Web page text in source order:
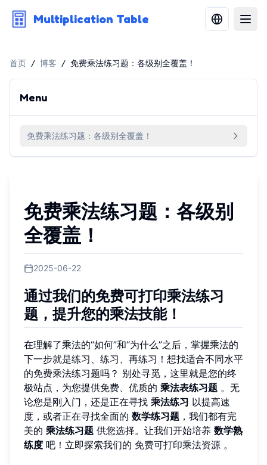
Multiplication Table
首页 / 博客 / 免费乘法练习题：各级别全覆盖！
Menu
免费乘法练习题：各级别全覆盖！
免费乘法练习题：各级别
全覆盖！
2025-06-22
通过我们的免费可打印乘法练习
题，提升您的乘法技能！
在理解了乘法的“如何”和“为什么”之后，掌握乘法的
下一步就是练习、练习、再练习！想找适合不同水平
的免费乘法练习题吗？ 别处寻觅，这里就是您的终
极站点，为您提供免费、优质的 乘法表练习题 。无
论您是刚入门，还是正在寻找 乘法练习 以提高速
度，或者正在寻找全面的 数学练习题 ，我们都有完
美的 乘法练习题 供您选择。让我们开始培养 数学熟
练度 吧！立即探索我们的 免费可打印乘法资源 。